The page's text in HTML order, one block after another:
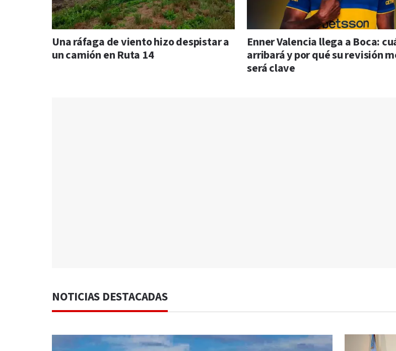
Una ráfaga de viento hizo despistar a
un camión en Ruta 14
Enner Valencia llega a Boca:
arribará y por qué su revisión
será clave
NOTICIAS DESTACADAS